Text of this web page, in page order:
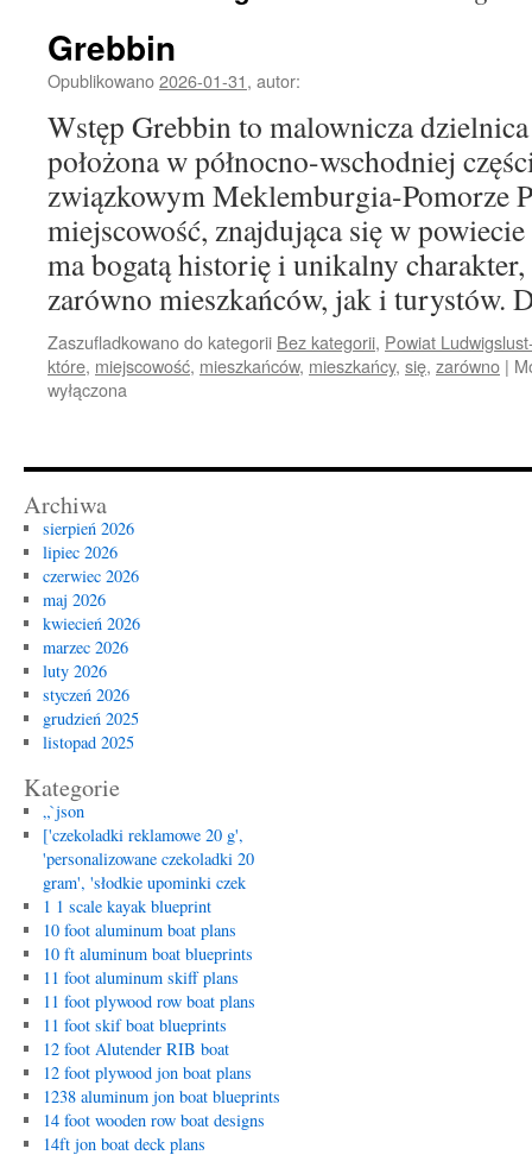
Grebbin
Opublikowano2026-01-31, autor:
Wstęp Grebbin to malownicza
położona w północno-wschodniej
związkowym Meklemburgia-Pomorze
miejscowość, znajdująca się w
ma bogatą historię i unikalny
zarówno mieszkańców, jak i
Zaszufladkowano do kategorii Bez kategorii, Powiat
które, miejscowość, mieszkańców, mieszkańcy, się, zarówno |
wyłączona
Archiwa
sierpień 2026
lipiec 2026
czerwiec 2026
maj 2026
kwiecień 2026
marzec 2026
luty 2026
styczeń 2026
grudzień 2025
listopad 2025
Kategorie
„`json
['czekoladki reklamowe 20 g',
'personalizowane czekoladki 20
gram', 'słodkie upominki czek
1 1 scale kayak blueprint
10 foot aluminum boat plans
10 ft aluminum boat blueprints
11 foot aluminum skiff plans
11 foot plywood row boat plans
11 foot skif boat blueprints
12 foot Alutender RIB boat
12 foot plywood jon boat plans
1238 aluminum jon boat blueprints
14 foot wooden row boat designs
14ft jon boat deck plans